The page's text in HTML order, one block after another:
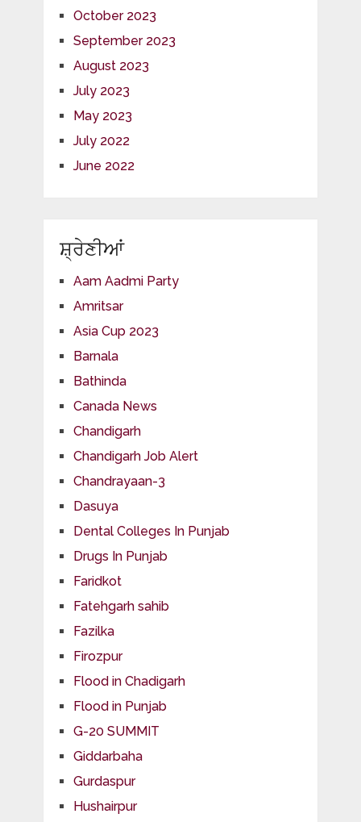
October 2023
September 2023
August 2023
July 2023
May 2023
July 2022
June 2022
ਸ਼੍ਰੇਣੀਆਂ
Aam Aadmi Party
Amritsar
Asia Cup 2023
Barnala
Bathinda
Canada News
Chandigarh
Chandigarh Job Alert
Chandrayaan-3
Dasuya
Dental Colleges In Punjab
Drugs In Punjab
Faridkot
Fatehgarh sahib
Fazilka
Firozpur
Flood in Chadigarh
Flood in Punjab
G-20 SUMMIT
Giddarbaha
Gurdaspur
Hushairpur